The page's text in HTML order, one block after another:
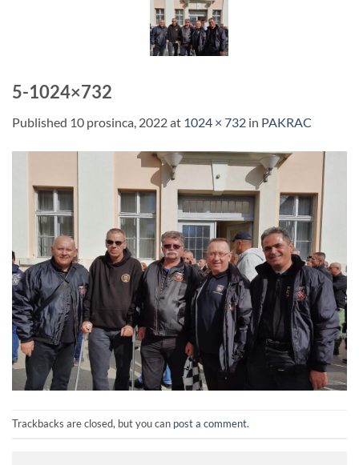
5-1024×732
Published 10 prosinca, 2022at 1024 × 732 in PAKRAC
Trackbacks are closed, but you can post a comment.